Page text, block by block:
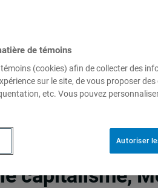
et par
le marché !
capitalisme,
de témoins
(cookies) afin de collecter des
sur le site, de vous proposer
etc. Vous pouvez
Autoriser